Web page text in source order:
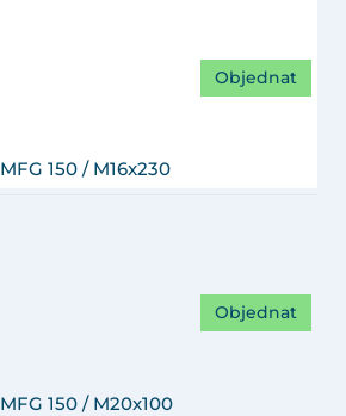
MFG 150 / M16x230
Objednat
MFG 150 / M20x100
Objednat